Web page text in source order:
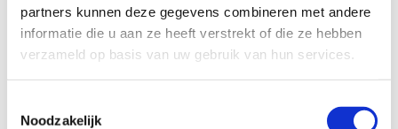
partners kunnen deze gegevens combineren met andere
informatie die u aan ze heeft verstrekt of die ze hebben
verzameld op basis van uw gebruik van hun services.
Noodzakelijk